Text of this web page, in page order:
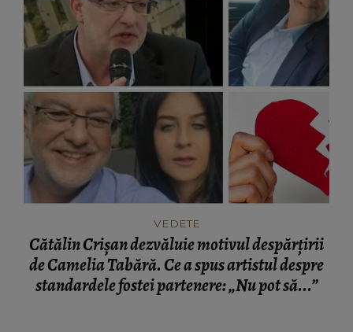
VEDETE
Cătălin Crișan dezvăluie motivul despărțirii
de Camelia Tabără. Ce a spus artistul despre
standardele fostei partenere: „Nu pot să...”